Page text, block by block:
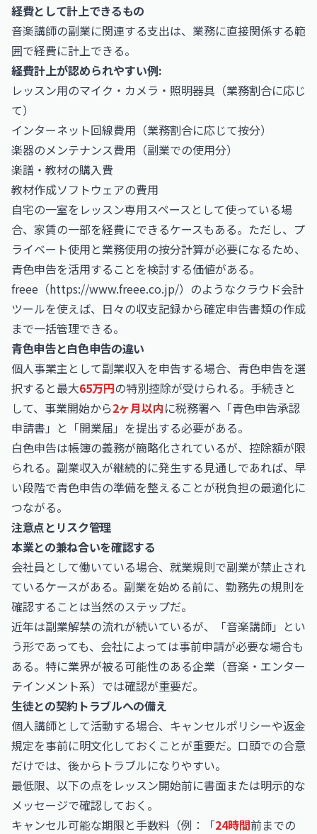
経費として計上できるもの
音楽講師の副業に関連する支出は、業務に直接関係する範
囲で経費に計上できる。
経費計上が認められやすい例:
レッスン用のマイク・カメラ・照明器具（業務割合に応じ
て）
インターネット回線費用（業務割合に応じて按分）
楽器のメンテナンス費用（副業での使用分）
楽譜・教材の購入費
教材作成ソフトウェアの費用
自宅の一室をレッスン専用スペースとして使っている場
合、家賃の一部を経費にできるケースもある。ただし、プ
ライベート使用と業務使用の按分計算が必要になるため、
青色申告を活用することを検討する価値がある。
freee（https://www.freee.co.jp/）のようなクラウド会計
ツールを使えば、日々の収支記録から確定申告書類の作成
まで一括管理できる。
青色申告と白色申告の違い
個人事業主として副業収入を申告する場合、青色申告を選
択すると最大65万円の特別控除が受けられる。手続きと
して、事業開始から2ヶ月以内に税務署へ「青色申告承認
申請書」と「開業届」を提出する必要がある。
白色申告は帳簿の義務が簡略化されているが、控除額が限
られる。副業収入が継続的に発生する見通しであれば、早
い段階で青色申告の準備を整えることが税負担の最適化に
つながる。
注意点とリスク管理
本業との兼ね合いを確認する
会社員として働いている場合、就業規則で副業が禁止され
ているケースがある。副業を始める前に、勤務先の規則を
確認することは当然のステップだ。
近年は副業解禁の流れが続いているが、「音楽講師」とい
う形であっても、会社によっては事前申請が必要な場合も
ある。特に業界が被る可能性のある企業（音楽・エンター
テインメント系）では確認が重要だ。
生徒との契約トラブルへの備え
個人講師として活動する場合、キャンセルポリシーや返金
規定を事前に明文化しておくことが重要だ。口頭での合意
だけでは、後からトラブルになりやすい。
最低限、以下の点をレッスン開始前に書面または明示的な
メッセージで確認しておく。
キャンセル可能な期限と手数料（例：「24時間前までの